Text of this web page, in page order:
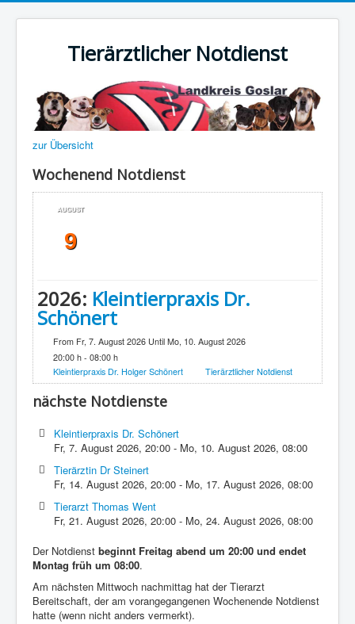
Tierärztlicher Notdienst
zur Übersicht
Wochenend Notdienst
AUGUST
9
2026: Kleintierpraxis Dr.
Schönert
From Fr, 7. August 2026 Until Mo, 10. August 2026
20:00 h - 08:00 h
Kleintierpraxis Dr. Holger Schönert
Tierärztlicher Notdienst
nächste Notdienste
Kleintierpraxis Dr. Schönert
Fr, 7. August 2026,20:00 - Mo, 10. August 2026,08:00
Tierärztin Dr Steinert
Fr, 14. August 2026,20:00 - Mo, 17. August 2026,08:00
Tierarzt Thomas Went
Fr, 21. August 2026,20:00 - Mo, 24. August 2026,08:00
Der Notdienst beginnt Freitag abend um 20:00 und endet
Montag früh um 08:00.
Am nächsten Mittwoch nachmittag hat der Tierarzt
Bereitschaft, der am vorangegangenen Wochenende Notdienst
hatte (wenn nicht anders vermerkt).